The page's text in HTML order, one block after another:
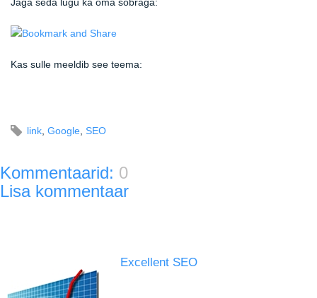
Kas sulle meeldib see teema:
link Google SEO
Kommentaarid: 0
Lisa kommentaar
Excellent SEO